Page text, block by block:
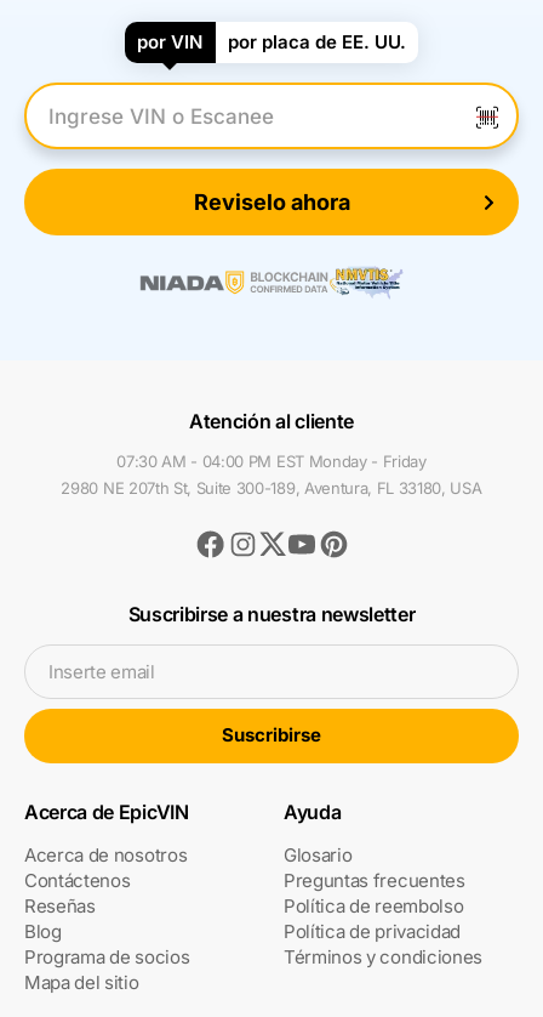
por VIN por placa de EE. UU.
Introduzca el VIN
Reviselo ahora
Atención al cliente
07:30 AM - 04:00 PM EST Monday - Friday
2980 NE 207th St, Suite 300-189, Aventura, FL 33180, USA
Facebook
Instagram
TwitterYoutubePinterest
Suscribirse a nuestra newsletter
Inserte email
Suscribirse
Acerca de EpicVIN
Acerca de nosotros
Contáctenos
Reseñas
Blog
Programa de socios
Mapa del sitio
Ayuda
Glosario
Preguntas frecuentes
Política de reembolso
Política de privacidad
Términos y condiciones